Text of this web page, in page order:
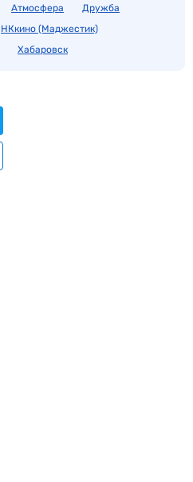
Атмосфера
Дружба
НКкино (Маджестик)
Хабаровск